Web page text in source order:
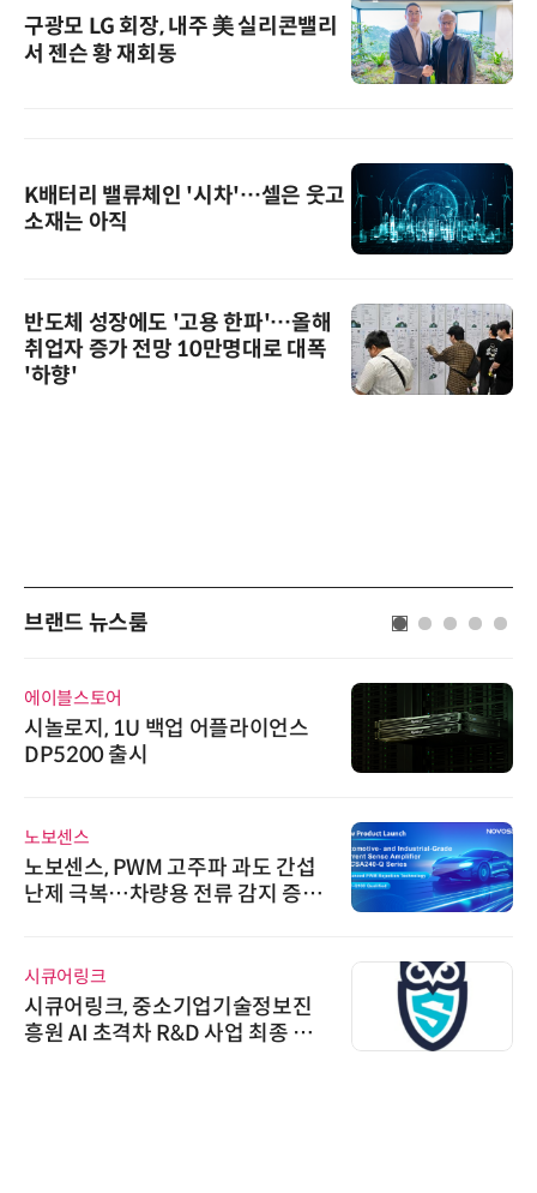
구광모 LG 회장, 내주 美 실리콘밸리
서 젠슨 황 재회동
K배터리 밸류체인 '시차'…셀은 웃고
소재는 아직
반도체 성장에도 '고용 한파'…올해
취업자 증가 전망 10만명대로 대폭
'하향'
브랜드 뉴스룸
“특허분석도 AI와 함께”…IP산업
'AX' 시대 본격화, 지식재산처 1호
AI IP데이터분석사 탄생
'자동화 산업의 새로운 가능성'…
인아그룹 전국 7개 도시 세미나 페
태양유전, 파트너십 구축 선언 갱
신…지속가능한 공급망 협력 강화